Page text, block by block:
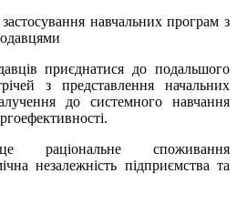
навчальних програм з
приєднатися до подальшого
з представлення начальних
до системного навчання
це раціональне споживання
незалежність підприємства та